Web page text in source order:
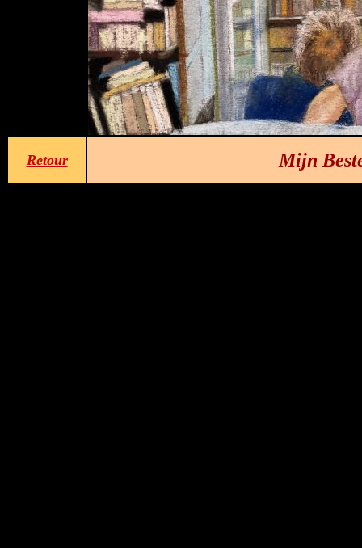
Retour Mijn